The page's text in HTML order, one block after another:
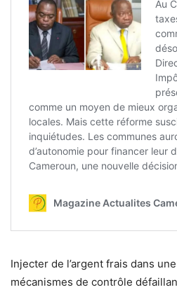
Injecter de l’argent frais dans
mécanismes de contrôle